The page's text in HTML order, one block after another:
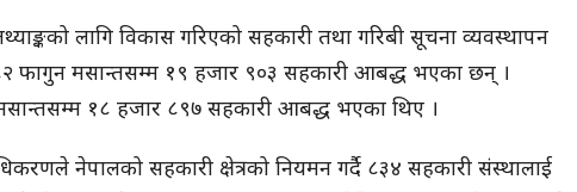
लागि विकास गरिएको सहकारी तथा गरिबी सूचना व्यवस्थापन
फागुन मसान्तसम्म १९ हजार ९०३ सहकारी आबद्ध भएका छन् ।
१८ हजार ८९७ सहकारी आबद्ध भएका थिए ।
नेपालको सहकारी क्षेत्रको नियमन गर्दै ८३४ सहकारी संस्थालाई